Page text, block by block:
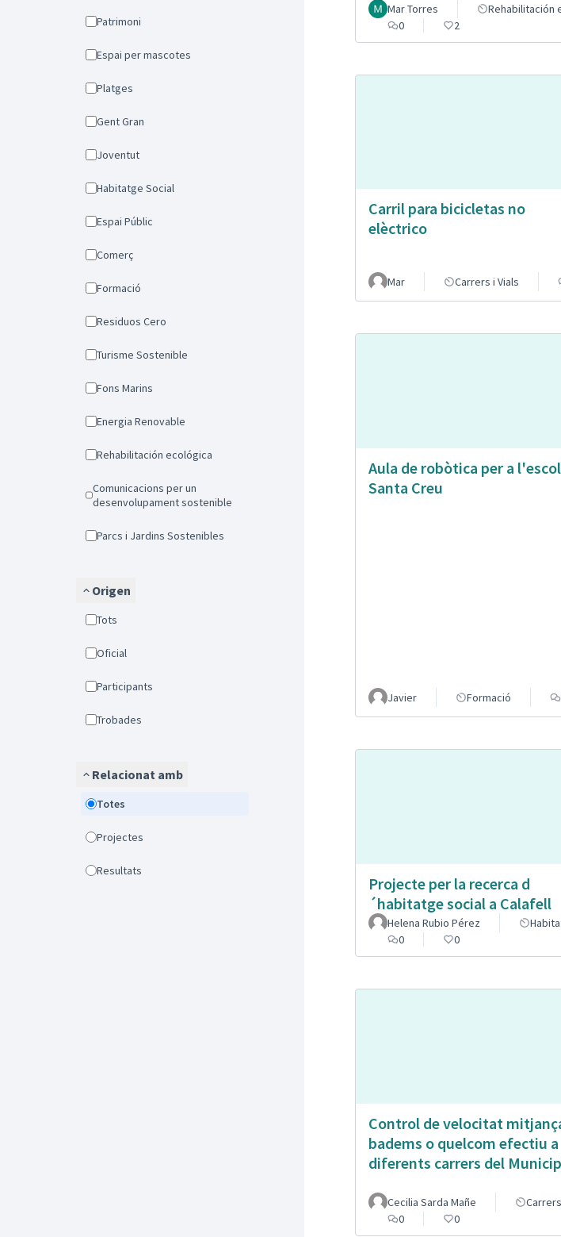
Patrimoni
Espai per mascotes
Platges
Gent Gran
Joventut
Habitatge Social
Espai Públic
Comerç
Formació
Residuos Cero
Turisme Sostenible
Fons Marins
Energia Renovable
Rehabilitación ecológica
Comunicacions per un
desenvolupament sostenible
Parcs i Jardins Sostenibles
Origen
Tots
Oficial
Participants
Trobades
Relacionat amb
Totes
Projectes
Resultats
Mar Torres
Rehabilitación
0
2
Carril para bicicletas no
elèctrico
Mar Carrers i Vials
Aula de robòtica per a
Santa Creu
Javier Formació
Projecte per la recerca d
´habitatge social a Calafell
Helena Rubio Pérez
0
0
Control de velocitat
badems o quelcom efectiu a
diferents carrers del
Cecilia Sarda Mañe
0
0